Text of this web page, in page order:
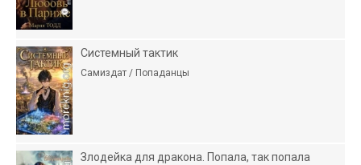
Системный тактик
Самиздат / Попаданцы
Злодейка для дракона. Попала, так попала